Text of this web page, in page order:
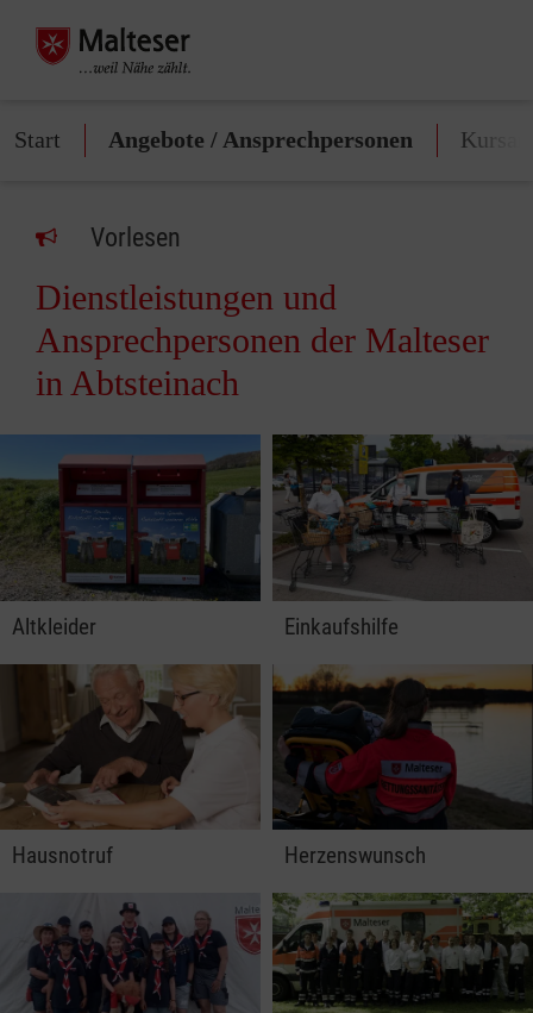
Start Angebote / Ansprechpersonen
Vorlesen
Dienstleistungen und
Ansprechpersonen der Malteser
in Abtsteinach
Altkleider Einkaufshilfe
Hausnotruf Herzenswunsch